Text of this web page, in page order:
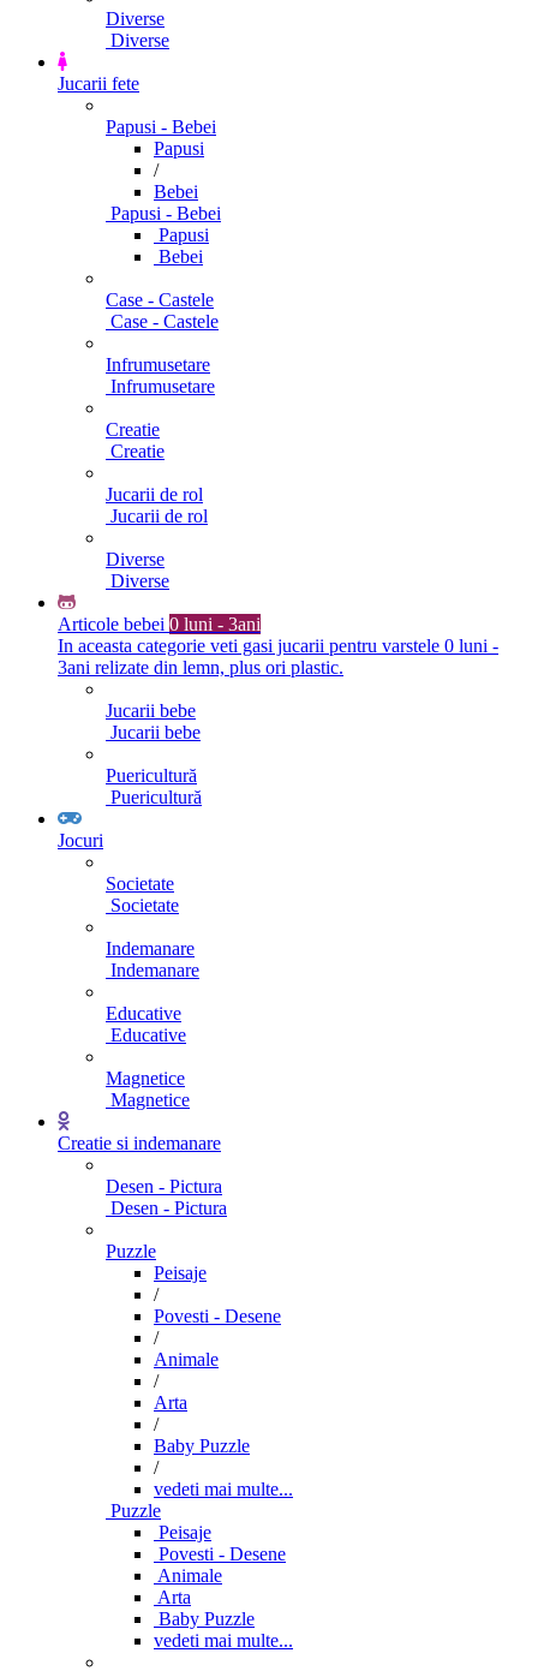
Diverse
Diverse
Jucarii fete
Papusi - Bebei
Papusi
/
Bebei
Papusi - Bebei
Papusi
Bebei
Case - Castele
Case - Castele
Infrumusetare
Infrumusetare
Creatie
Creatie
Jucarii de rol
Jucarii de rol
Diverse
Diverse
Articole bebei 0 luni - 3ani
In aceasta categorie veti gasi jucarii pentru varstele 0 luni -
3ani relizate din lemn, plus ori plastic.
Jucarii bebe
Jucarii bebe
Puericultură
Puericultură
Jocuri
Societate
Societate
Indemanare
Indemanare
Educative
Educative
Magnetice
Magnetice
Creatie si indemanare
Desen - Pictura
Desen - Pictura
Puzzle
Peisaje
/
Povesti - Desene
/
Animale
/
Arta
/
Baby Puzzle
/
vedeti mai multe...
Puzzle
Peisaje
Povesti - Desene
Animale
Arta
Baby Puzzle
vedeti mai multe...